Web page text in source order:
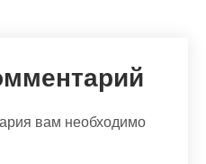
вам необходимо